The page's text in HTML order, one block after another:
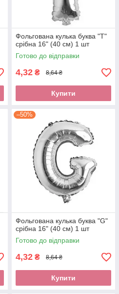
Фольгована кулька буква "T"
срібна 16" (40 см) 1 шт
Готово до відправки
4,32 ₴ 8,64 ₴
Купити
–50%
Фольгована кулька буква "G"
срібна 16" (40 см) 1 шт
Готово до відправки
4,32 ₴ 8,64 ₴
Купити